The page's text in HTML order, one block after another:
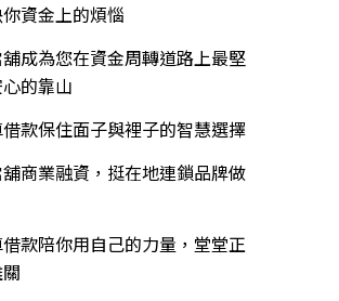
資金上的煩惱
成為您在資金周轉道路上最堅
的靠山
款保住面子與裡子的智慧選擇
商業融資，挺在地連鎖品牌做
款陪你用自己的力量，堂堂正